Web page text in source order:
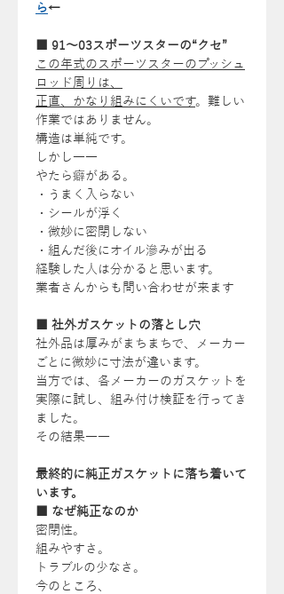
ら←
■ 91～03スポーツスターの“クセ”
この年式のスポーツスターのプッシュ
ロッド周りは、
正直、かなり組みにくいです。難しい
作業ではありません。
構造は単純です。
しかし――
やたら癖がある。
・うまく入らない
・シールが浮く
・微妙に密閉しない
・組んだ後にオイル滲みが出る
経験した人は分かると思います。
業者さんからも問い合わせが来ます
■ 社外ガスケットの落とし穴
社外品は厚みがまちまちで、メーカー
ごとに微妙に寸法が違います。
当方では、各メーカーのガスケットを
実際に試し、組み付け検証を行ってき
ました。
その結果――
最終的に純正ガスケットに落ち着いて
います。
■ なぜ純正なのか
密閉性。
組みやすさ。
トラブルの少なさ。
今のところ、